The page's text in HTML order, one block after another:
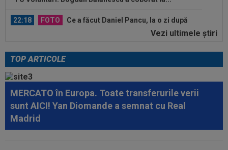
Ce a făcut Daniel Pancu, la o zi după
scandalul de la Arad
Darius Olaru, primul GOL în Belgia! Românul a
23:32
Nota primită de Dennis Man, după ”nebunia” cu
Fortuna Sittard! Olandezii nu...
23:30 VIDEO
Dinamo - FC Voluntari 4-0. Elevii lui
Nuno Campos au dat recital pe ”Arcul de...
23:15 VIDEO
Momente de panică la Dinamo - FC
Vezi ultimele ştiri
TOP ARTICOLE
MERCATO în Europa. Toate transferurile verii
sunt AICI! Yan Diomande a semnat cu Real
Madrid